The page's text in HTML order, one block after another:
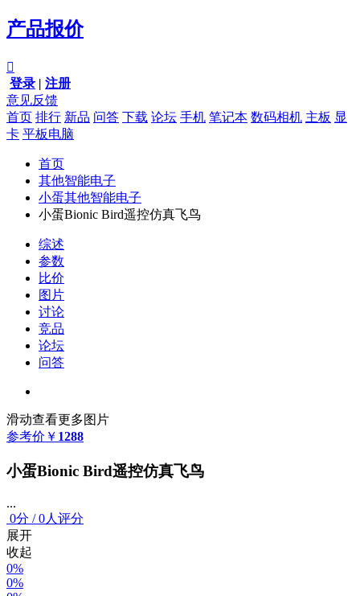
产品报价

登录 | 注册
意见反馈
首页 排行 新品 问答 下载 论坛 手机 笔记本 数码相机 主板 显
卡 平板电脑
首页
其他智能电子
小蛋其他智能电子
小蛋Bionic Bird遥控仿真飞鸟
综述
参数
比价
图片
讨论
竞品
论坛
问答
滑动查看更多图片
参考价 ￥ 1288
小蛋Bionic Bird遥控仿真飞鸟
...
0分 /0人评分
展开
收起
0%
0%